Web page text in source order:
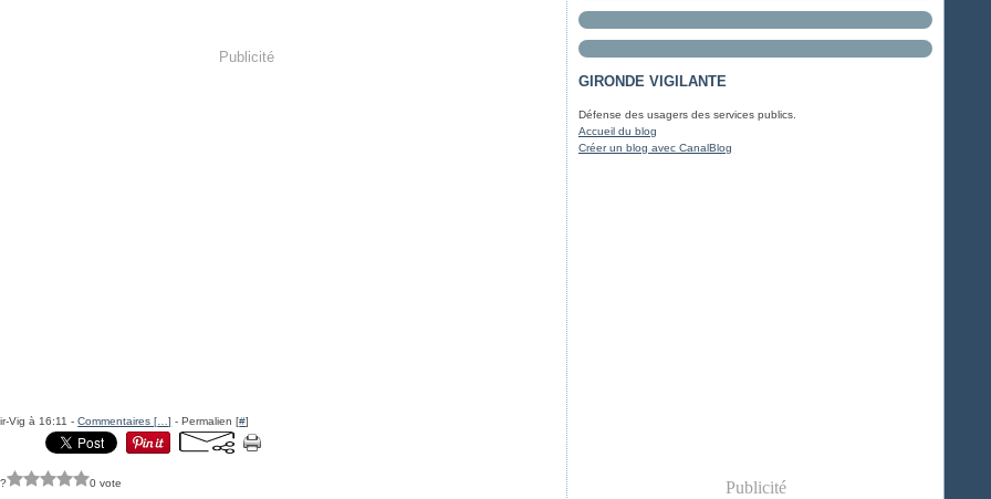
Publicité
Vig à 16:11 -Commentaires [ …] - Permalien [#]
0 vote
GIRONDE VIGILANTE
Défense des usagers des services publics.
Accueil du blog
Créer un blog avec CanalBlog
Publicité